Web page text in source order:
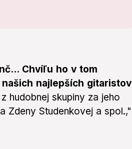
Chvíľu ho v tom
najlepších gitaristov
hudobnej skupiny za jeho
Zdeny Studenkovej a spol.,"